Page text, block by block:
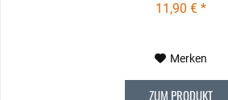
11,90 € *
Merken
ZUM PRODUKT